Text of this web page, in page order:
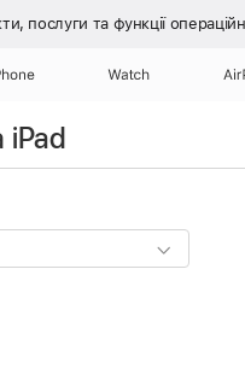
послуги та функції
Watch
iPad